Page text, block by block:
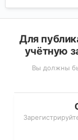
Для
учётную
Вы должны